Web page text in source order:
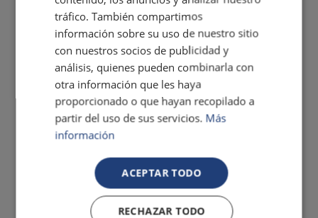
tráfico. También compartimos
información sobre su uso de nuestro sitio
con nuestros socios de publicidad y
análisis, quienes pueden combinarla con
otra información que les haya
proporcionado o que hayan recopilado a
partir del uso de sus servicios. Más
información
ACEPTAR TODO
RECHAZAR TODO